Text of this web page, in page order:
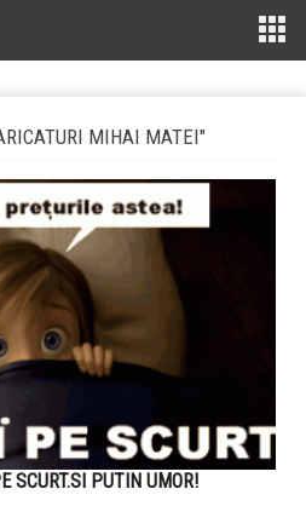
MIHAI MATEI"
SCURT.SI PUTIN UMOR!